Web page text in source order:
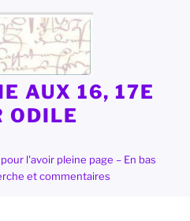
AUX 16, 17E
ODILE
l'avoir pleine page – En bas
et commentaires